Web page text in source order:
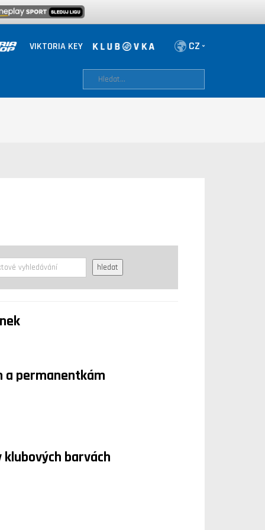
VIKTORIA KEY
a permanentkám
barvách